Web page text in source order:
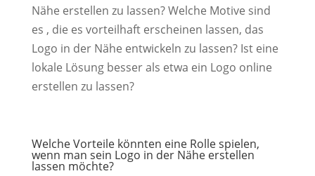
Nähe erstellen zu lassen? Welche Motive sind
es , die es vorteilhaft erscheinen lassen, das
Logo in der Nähe entwickeln zu lassen? Ist eine
lokale Lösung besser als etwa ein Logo online
erstellen zu lassen?
Welche Vorteile könnten eine Rolle spielen,
wenn man sein Logo in der Nähe erstellen
lassen möchte?